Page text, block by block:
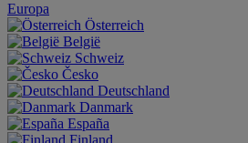
Europa
Österreich
België
Schweiz
Česko
Deutschland
Danmark
España
Finland